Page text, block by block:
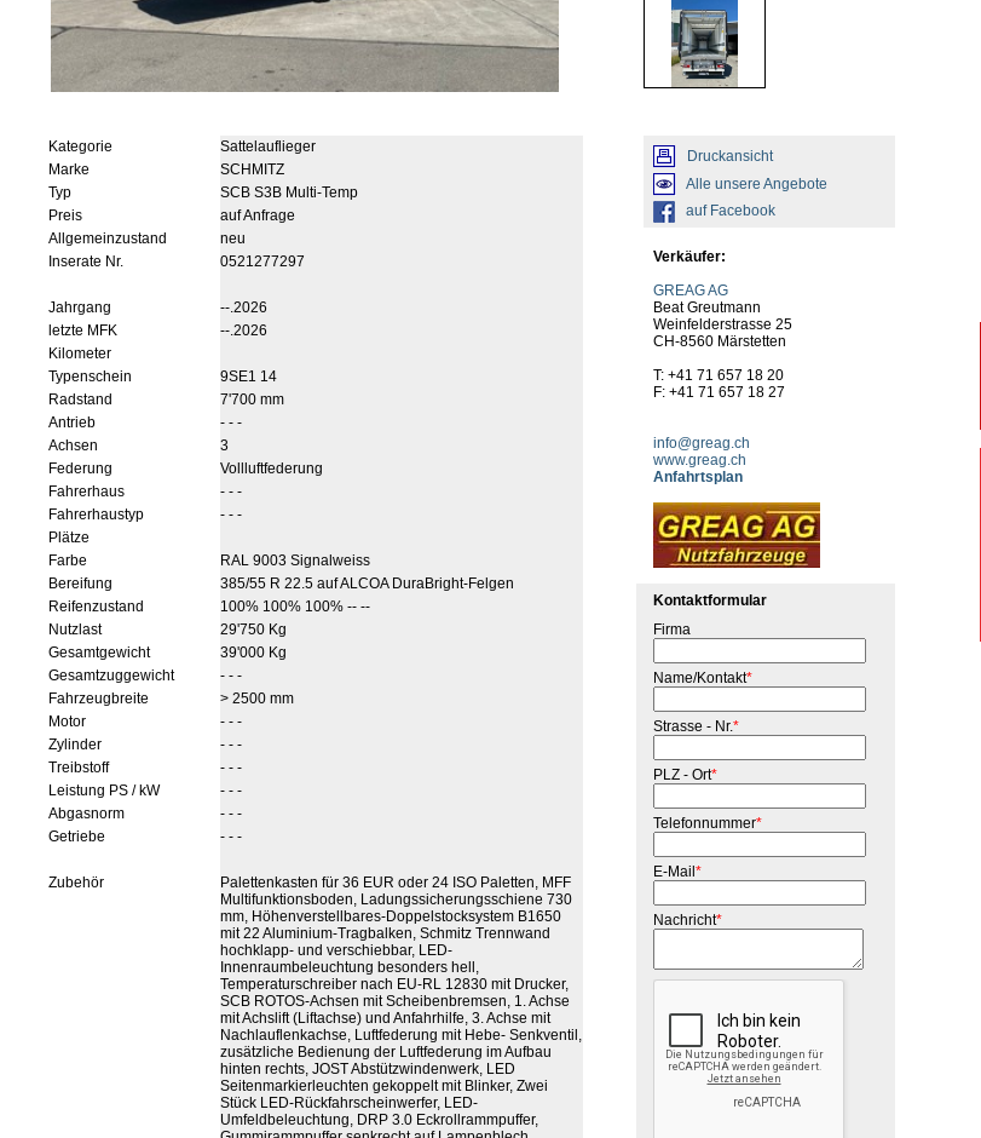
Kategorie
Sattelauflieger
Marke
SCHMITZ
Typ
SCB S3B Multi-Temp
Preis
auf Anfrage
Allgemeinzustand
neu
Inserate Nr.
0521277297
Jahrgang
--.2026
letzte MFK
--.2026
Kilometer
Typenschein
9SE1 14
Radstand
7'700 mm
Antrieb
- - -
Achsen
3
Federung
Vollluftfederung
Fahrerhaus
- - -
Fahrerhaustyp
- - -
Plätze
Farbe
RAL 9003 Signalweiss
Bereifung
385/55 R 22.5 auf ALCOA DuraBright-Felgen
Reifenzustand
100% 100% 100% -- --
Nutzlast
29'750 Kg
Gesamtgewicht
39'000 Kg
Gesamtzuggewicht
- - -
Fahrzeugbreite
> 2500 mm
Motor
- - -
Zylinder
- - -
Treibstoff
- - -
Leistung PS / kW
- - -
Abgasnorm
- - -
Getriebe
- - -
Zubehör
Palettenkasten für 36 EUR oder 24 ISO Paletten, MFF
Multifunktionsboden, Ladungssicherungsschiene 730
mm, Höhenverstellbares-Doppelstocksystem B1650
mit 22 Aluminium-Tragbalken, Schmitz Trennwand
hochklapp- und verschiebbar, LED-
Innenraumbeleuchtung besonders hell,
Temperaturschreiber nach EU-RL 12830 mit Drucker,
SCB ROTOS-Achsen mit Scheibenbremsen, 1. Achse
mit Achslift (Liftachse) und Anfahrhilfe, 3. Achse mit
Nachlauflenkachse, Luftfederung mit Hebe- Senkventil,
zusätzliche Bedienung der Luftfederung im Aufbau
hinten rechts, JOST Abstützwindenwerk, LED
Seitenmarkierleuchten gekoppelt mit Blinker, Zwei
Stück LED-Rückfahrscheinwerfer, LED-
Umfeldbeleuchtung, DRP 3.0 Eckrollrammpuffer,
Druckansicht
Alle unsere Angebote
auf Facebook
Verkäufer:
GREAG AG
Beat Greutmann
Weinfelderstrasse 25
CH-8560 Märstetten
T: +41 71 657 18 20
F: +41 71 657 18 27
info@greag.ch
www.greag.ch
Anfahrtsplan
Kontaktformular
Firma
Name/Kontakt*
Strasse - Nr.*
PLZ - Ort*
Telefonnummer*
E-Mail *
Nachricht*